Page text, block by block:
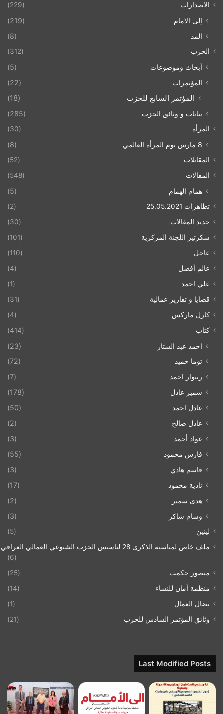
الاصدارات
(229)
إلى الامام
(219)
المد
(8)
الحزب (312)
أبحاث وموضوعات
(5)
المؤتمرات
(22)
المؤتمر السابع للحزب (18)
بيانات و وثائق الحزب (285)
المرأة (30)
8 مارس يوم المرأة العالمي (8)
المقابلات
(52)
المقالات
(548)
همام الهمام (5)
تظاهرات 25.05.2021
(2)
جديد المقالات
(30)
سكرتير اللجنة المركزية
(101)
عاجل
(110)
عالم أفضل
(4)
علي احمد
(1)
قضايا و تقارير عمالية
(31)
كارل ماركس
(4)
كتاب
(414)
احمد عبد الستار
(23)
توما حميد
(72)
ريبوار احمد
(7)
سمير عادل
(178)
عادل احمد
(50)
عادل صالح
(2)
عواد أحمد
(3)
فارس محمود
(55)
قاسم هادي
(3)
نادية محمود
(17)
هدى سمير
(2)
وسام شاكر
(3)
لينين
(5)
ملف خاص لمناسبة الذكرى 28 لتاسيس الحزب الشيوعي العمالي العراقي 1993/07/21
(6)
منصور حكمت
(25)
منظمة أمان للنساء
(14)
نضال العمال
(1)
وثائق المؤتمر السادس للحزب
(21)
Last Modified Posts